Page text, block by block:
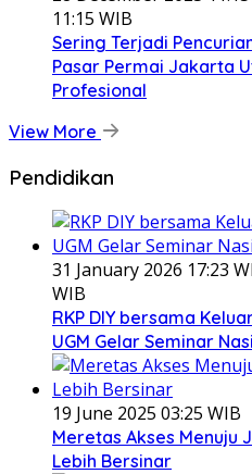
11:15 WIB
Sering Terjadi
Pasar Permai Jakarta
Profesional
View More
Pendidikan
31 January 2026 17:23
WIB
RKP DIY bersama
UGM Gelar Seminar
19 June 2025 03:25 WIB
Meretas Akses Menuju
Lebih Bersinar